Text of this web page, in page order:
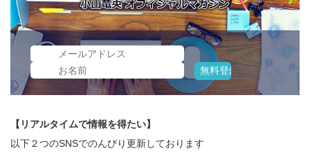
【リアルタイムで情報を得たい】
以下２つのSNSでのんびり更新しております